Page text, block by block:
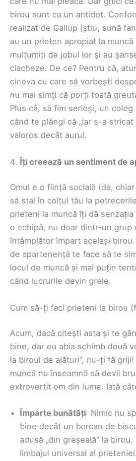
birou sunt ca un antidot.
realizat de Gallup (știu, sună
au un prieten apropiat la muncă
mulțumiți de jobul lor și au
clacheze. De ce? Pentru că,
cineva cu care să vorbești
nu mai simți că porți toată
Plus că, să fim serioși, un
când te plângi că „iar s-a stricat
valoros decât aurul.
4.Îți creează un sentiment de
Omul e o ființă socială (da,
să stai în colțul tău la
prieteni la muncă îți dă
o echipă, nu doar dintr-un grup
întâmplător împart același
de apartenență te face să te
locul de muncă și mai puțin
când lucrurile devin grele.
Cum să-ți faci prieteni la birou
Acum, dacă citești asta și te
bine, dar eu abia schimb două
la biroul de alături”, nu-ți fă
muncă nu înseamnă să devii
extrovertit om din lume. Iată
Împarte bunătăți: Nimic nu
bine decât un borcan de
adusă „din greșeală” la
limbajul universal al prieteniei.